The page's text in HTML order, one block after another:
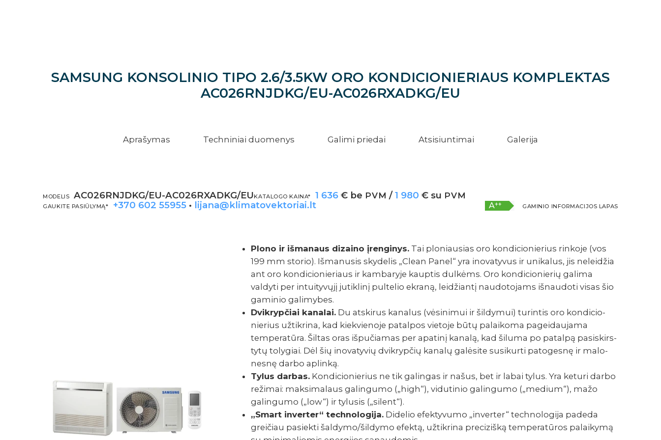
SAMSUNG KONSOLINIO TIPO 2.6/3.5KW ORO KONDICIONIERIAUS KOMPLEKTAS
AC026RNJDKG/EU-AC026RXADKG/EU
Aprašymas Techniniai duomenys Galimi priedai Atsisiuntimai Galerija
APRAŠYMAS
MODELIS AC026RNJDKG/EU-AC026RXADKG/EUKATALOGO KAINA* 1 636 € be PVM /1 980 € su PVM
GAUKITE PASIŪLYMĄ* +370 602 55955• lijana@klimatovektoriai.lt A++ GAMINIO INFORMACIJOS LAPAS
Plono ir išma­naus dizaino įren­gi­nys.Tai ploniau­sias oro kondi­cio­nie­rius rinkoje (vos
199 mm storio). Išma­nu­sis skyde­lis „Clean Panel“ yra inova­ty­vus ir unika­lus, jis nelei­džia
ant oro kondi­cio­nie­riaus ir kamba­ryje kaup­tis dulkėms. Oro kondi­cio­nie­rių galima
valdyti per intui­ty­vųjį jutik­linį pultelio ekraną, leidžiantį naudo­to­jams išnau­doti visas šio
gami­nio gali­my­bes.
Dvikryp­čiai kanalai.Du atski­rus kanalus (vėsinimui ir šildymui) turin­tis oro kondi­cio­
nie­rius užtik­rina, kad kiek­vie­noje patal­pos vietoje būtų palai­koma pagei­dau­jama
tempe­ra­tūra. Šiltas oras išpu­čia­mas per apatinį kanalą, kad šiluma po patalpą pasi­skirs­
tytų toly­giai. Dėl šių inova­ty­vių dvikryp­čių kanalų galėsite susi­kurti pato­gesnę ir malo­
nesnę darbo aplinką.
Tylus darbas.Kondi­cio­nie­rius ne tik galin­gas ir našus, bet ir labai tylus. Yra keturi darbo
reži­mai: maksi­ma­laus galin­gumo („high“), vidu­ti­nio galin­gumo („medium“), mažo
galin­gumo („low“) ir tylu­sis („silent“).
„Smart inver­ter“ tech­no­lo­gija.Dide­lio efek­ty­vumo „inver­ter“ tech­no­lo­gija padeda
grei­čiau pasiekti šaldymo/šildymo efektą, užtik­rina preci­zišką tempe­ra­tū­ros palai­kymą